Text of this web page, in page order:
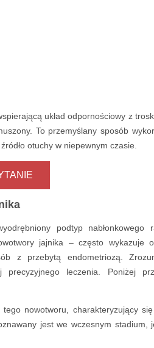
układ odpornościowy z
To przemyślany sposób
otuchy w niepewnym czasie.
podtyp nabłonkowego
jajnika – często wykazuje
z przebytą endometriozą.
leczenia. Poniżej
tego nowotworu, charakteryzujący
jest we wczesnym stadium,